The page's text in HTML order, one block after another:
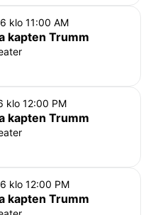
klo 11:00 AM
kapten Trumm
klo 12:00 PM
kapten Trumm
klo 12:00 PM
kapten Trumm